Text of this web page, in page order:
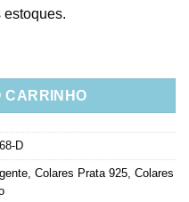
estoques.
Cartier Rodio Joias
CARRINHO
D
, Colares Prata 925, Colares